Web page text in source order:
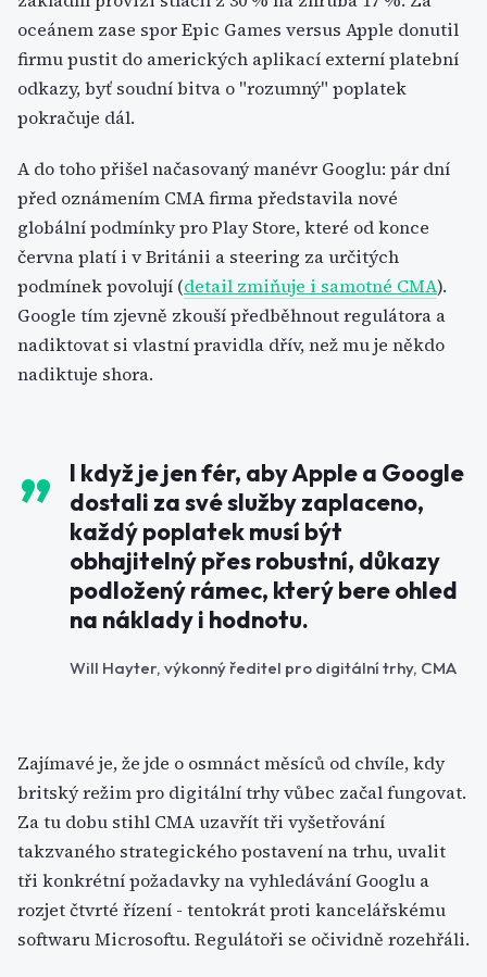
oceánem zase spor Epic Games versus Apple donutil
firmu pustit do amerických aplikací externí platební
odkazy, byť soudní bitva o "rozumný" poplatek
pokračuje dál.
A do toho přišel načasovaný manévr Googlu: pár dní
před oznámením CMA firma představila nové
globální podmínky pro Play Store, které od konce
června platí i v Británii a steering za určitých
podmínek povolují (detail zmiňuje i samotné CMA).
Google tím zjevně zkouší předběhnout regulátora a
nadiktovat si vlastní pravidla dřív, než mu je někdo
nadiktuje shora.
I když je jen fér, aby Apple a Google
dostali za své služby zaplaceno,
každý poplatek musí být
obhajitelný přes robustní, důkazy
podložený rámec, který bere ohled
na náklady i hodnotu.
Will Hayter, výkonný ředitel pro digitální trhy, CMA
Zajímavé je, že jde o osmnáct měsíců od chvíle, kdy
britský režim pro digitální trhy vůbec začal fungovat.
Za tu dobu stihl CMA uzavřít tři vyšetřování
takzvaného strategického postavení na trhu, uvalit
tři konkrétní požadavky na vyhledávání Googlu a
rozjet čtvrté řízení - tentokrát proti kancelářskému
softwaru Microsoftu. Regulátoři se očividně rozehřáli.